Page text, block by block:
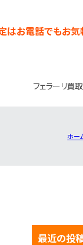
はお電話でもお気
フェラーリ買
ホー
最近の投